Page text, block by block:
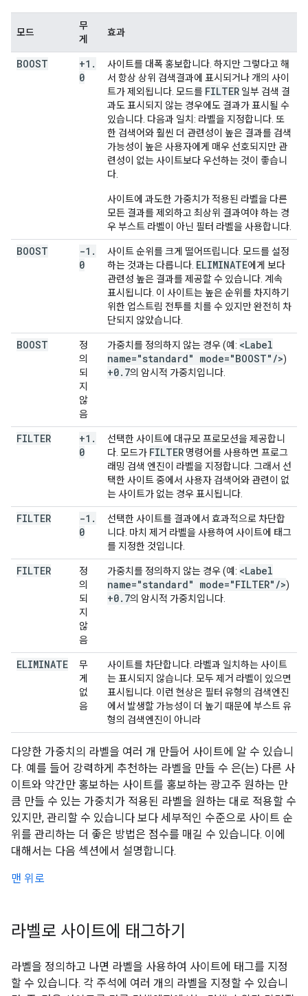
모드
무
게
효과
BOOST +1 .
0
사이트를 대폭 홍보합니다. 하지만 그렇다고 해
서 항상 상위 검색결과에 표시되거나 개의 사이
트가 제외됩니다. 모드를 FILTER 일부 검색 결
과도 표시되지 않는 경우에도 결과가 표시될 수
있습니다. 다음과 일치: 라벨을 지정합니다. 또
한 검색어와 훨씬 더 관련성이 높은 결과를 검색
가능성이 높은 사용자에게 매우 선호되지만 관
련성이 없는 사이트보다 우선하는 것이 좋습니
다.
사이트에 과도한 가중치가 적용된 라벨을 다른
모든 결과를 제외하고 최상위 결과여야 하는 경
우 부스트 라벨이 아닌 필터 라벨을 사용합니다.
BOOST -1 .
0
사이트 순위를 크게 떨어뜨립니다. 모드를 설정
하는 것과는 다릅니다. ELIMINATE에게 보다
관련성 높은 결과를 제공할 수 있습니다. 계속
표시됩니다. 이 사이트는 높은 순위를 차지하기
위한 업스트림 전투를 치를 수 있지만 완전히 차
단되지 않았습니다.
BOOST
정
의
되
지
않
음
가중치를 정의하지 않는 경우 (예: <Label
name="standard" mode="BOOST" />)
+0. 7의 암시적 가중치입니다.
FILTER +1 .
0
선택한 사이트에 대규모 프로모션을 제공합니
다. 모드가 FILTER 명령어를 사용하면 프로그
래밍 검색 엔진이 라벨을 지정합니다. 그래서 선
택한 사이트 중에서 사용자 검색어와 관련이 없
는 사이트가 없는 경우 표시됩니다.
FILTER -1 .
0
선택한 사이트를 결과에서 효과적으로 차단합
니다. 마치 제거 라벨을 사용하여 사이트에 태그
를 지정한 것입니다.
FILTER
정
의
되
지
않
음
가중치를 정의하지 않는 경우 (예: <Label
name="standard" mode="FILTER" />)
+0. 7의 암시적 가중치입니다.
ELIMINATE
무
게
없
음
사이트를 차단합니다. 라벨과 일치하는 사이트
는 표시되지 않습니다. 모두 제거 라벨이 있으면
표시됩니다. 이런 현상은 필터 유형의 검색엔진
에서 발생할 가능성이 더 높기 때문에 부스트 유
형의 검색엔진이 아니라
다양한 가중치의 라벨을 여러 개 만들어 사이트에 알 수 있습니
다. 예를 들어 강력하게 추천하는 라벨을 만들 수 은(는) 다른 사
이트와 약간만 홍보하는 사이트를 홍보하는 광고주 원하는 만
큼 만들 수 있는 가중치가 적용된 라벨을 원하는 대로 적용할 수
있지만, 관리할 수 있습니다 보다 세부적인 수준으로 사이트 순
위를 관리하는 더 좋은 방법은 점수를 매길 수 있습니다. 이에
대해서는 다음 섹션에서 설명합니다.
맨 위로
라벨로 사이트에 태그하기
라벨을 정의하고 나면 라벨을 사용하여 사이트에 태그를 지정
할 수 있습니다. 각 주석에 여러 개의 라벨을 지정할 수 있습니